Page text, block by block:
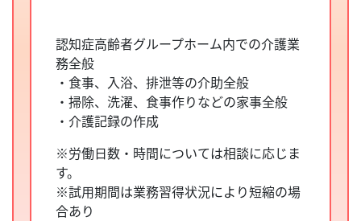
認知症高齢者グループホーム内での介護業
務全般
・食事、入浴、排泄等の介助全般
・掃除、洗濯、食事作りなどの家事全般
・介護記録の作成
※労働日数・時間については相談に応じま
す。
※試用期間は業務習得状況により短縮の場
合あり